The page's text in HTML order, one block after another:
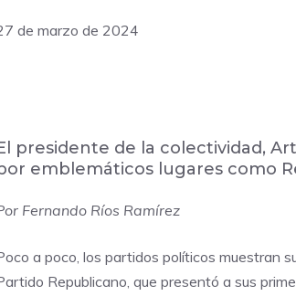
de marzo de 2024
presidente de la colectividad,
emblemáticos lugares como
Fernando Ríos Ramírez
a poco, los partidos políticos muestran
Republicano, que presentó a sus